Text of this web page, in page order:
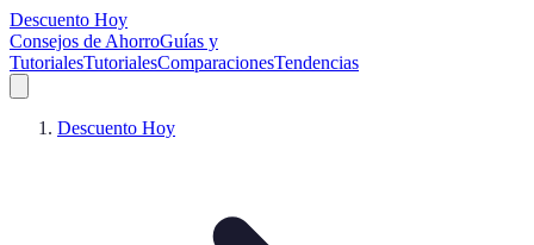
Descuento Hoy
Consejos de AhorroGuías y
TutorialesTutorialesComparacionesTendencias
Descuento Hoy